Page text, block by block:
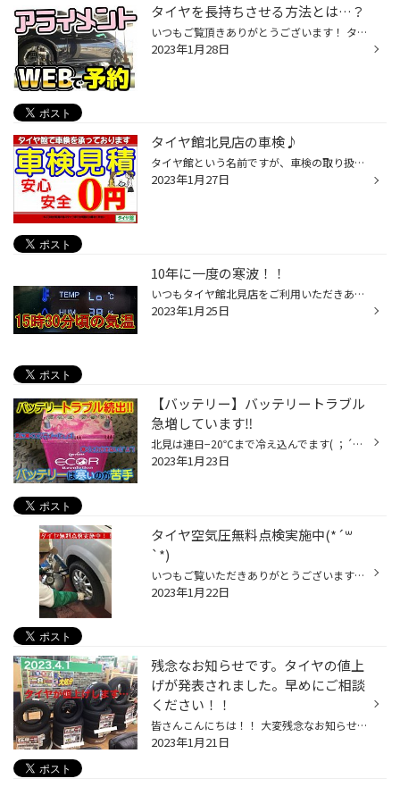
タイヤを長持ちさせる方法とは…？
いつもご覧頂きありがとうございます！ タイヤ館北見です ( ＾∀＾) 当店では タイヤを長く・安心・快適にご利用いただく為に アライメント作業をオススメしています！ ・タイヤが偏って摩耗している ・ハンドルのセンターがズレている などの症状がありましたら アライメントがズレている可能性が…(...
2023年1月28日
タイヤ館北見店の車検♪
タイヤ館という名前ですが、車検の取り扱いもございます（笑） これから車検という方も多いのではないでしょうか？？ タイヤ館北見では無料お見積もりを実施しております。 ＜基本料金＞ 軽自動車 60,430円〜 小型乗用（1.0tまで） 71,790円〜 中型乗用（1.5tまで） 79,990円〜 大型乗用（2.0tまで...
2023年1月27日
10年に一度の寒波！！
いつもタイヤ館北見店をご利用いただきありがとうございます。 今年一番の寒さです。 日中でも氷点下１０度以下(>_<) 当店にある温度計 マイナス１０度以下になるとLo℃表示になり測定できませんでした。 寒い日が続くと車も過酷な状況下に・・・特にバッテリーですね。 いざ出かけようと思ったとき...
2023年1月25日
【バッテリー】バッテリートラブル
急増しています‼︎
北見は連日−20℃まで冷え込んでます( ；´Д｀) 陸別では−30℃まで下がったとか、、、 そんな日が続いてるので当然車にも負担がかかって来ます それが理由で当店ではバッテリーのお問い合わせが急増しております バッテリーは、交換後2年ぐらいから性能低下がはじまり、最期は突然性能が低下し エンジン...
2023年1月23日
タイヤ空気圧無料点検実施中(*´꒳
`*)
いつもご覧いただきありがとうございます！ タイヤ館北見ですヽ(^o^) 皆様、タイヤのエアー確認はどのくらいでされていますか？ タイヤの空気圧って、 暖かくなると膨張し空気圧量が多くなってきます。 タイヤの空気圧が高いと、路面と接地する部分がタイヤの真ん中に集中してしまう為、 摩耗が早く...
2023年1月22日
残念なお知らせです。タイヤの値上
げが発表されました。早めにご相談
ください！！
皆さんこんにちは！！ 大変残念なお知らせですが、2023年4月1日より、タイヤが値上げしてしまいます… 私達も懸念していましたが、現実になってしまいました。 生活必需品全般、何でも値上がりで本当に苦しいですね… タイヤ交換をご検討の方、お早目のご予約をお願い致します。 直前での交換ですと、...
2023年1月21日